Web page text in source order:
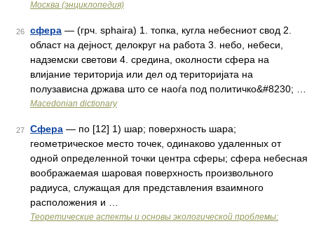
Москва (энциклопедия)
26 сфера — (грч. sphaira) 1. топка, кугла небесниот свод 2.
област на дејност, делокруг на работа 3. небо, небеси,
надземски светови 4. средина, околности сфера на
влијание територија или дел од територијата на
полузависна држава што се наоѓа под политичко&#8230; …
Macedonian dictionary
27 Сфера — по [12] 1) шар; поверхность шара;
геометрическое место точек, одинаково удаленных от
одной определенной точки центра сферы; сфера небесная
воображаемая шаровая поверхность произвольного
радиуса, служащая для представления взаимного
расположения и …
Теоретические аспекты и основы экологической проблемы: